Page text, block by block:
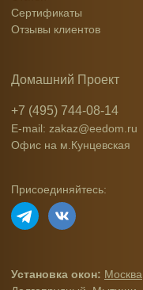
Сертификаты
Отзывы клиентов
Домашний Проект
+7 (495) 744-08-14
E-mail: zakaz@eedom.ru
Офис на м.Кунцевская
Присоединяйтесь:
Установка окон: Москва